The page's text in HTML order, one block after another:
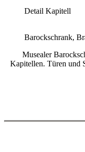
Detail Kapitell
Barockschrank,
Musealer
Kapitellen. Türen und